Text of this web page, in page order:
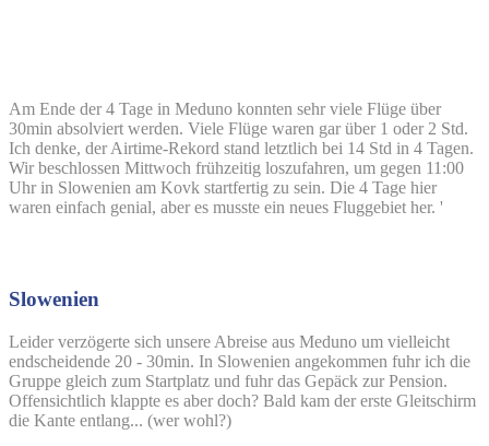
Am Ende der 4 Tage in Meduno konnten sehr viele Flüge über
30min absolviert werden. Viele Flüge waren gar über 1 oder 2 Std.
Ich denke, der Airtime-Rekord stand letztlich bei 14 Std in 4 Tagen.
Wir beschlossen Mittwoch frühzeitig loszufahren, um gegen 11:00
Uhr in Slowenien am Kovk startfertig zu sein. Die 4 Tage hier
waren einfach genial, aber es musste ein neues Fluggebiet her. '
Slowenien
Leider verzögerte sich unsere Abreise aus Meduno um vielleicht
endscheidende 20 - 30min. In Slowenien angekommen fuhr ich die
Gruppe gleich zum Startplatz und fuhr das Gepäck zur Pension.
Offensichtlich klappte es aber doch? Bald kam der erste Gleitschirm
die Kante entlang... (wer wohl?)